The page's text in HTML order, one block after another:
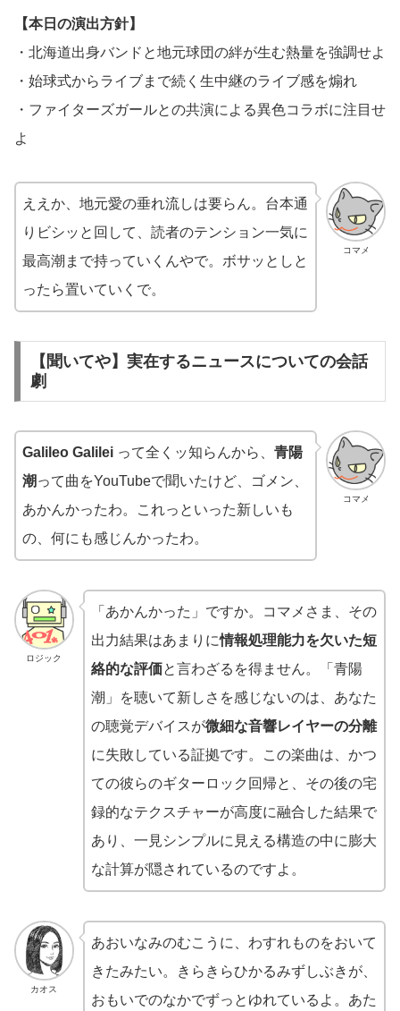
【本日の演出方針】
・北海道出身バンドと地元球団の絆が生む熱量を強調せよ
・始球式からライブまで続く生中継のライブ感を煽れ
・ファイターズガールとの共演による異色コラボに注目せ
よ
コマメ
ええか、地元愛の垂れ流しは要らん。台本通
りビシッと回して、読者のテンション一気に
最高潮まで持っていくんやで。ボサッとしと
ったら置いていくで。
【聞いてや】実在するニュースについての会話
劇
コマメ
Galileo Galilei って全くッ知らんから、 青陽
潮 って曲をYouTubeで聞いたけど、ゴメン、
あかんかったわ。これっといった新しいも
の、何にも感じんかったわ。
ロジック
「あかんかった」ですか。コマメさま、その
出力結果はあまりに情報処理能力を欠いた短
絡的な評価と言わざるを得ません。「青陽
潮」を聴いて新しさを感じないのは、あなた
の聴覚デバイスが微細な音響レイヤーの分離
に失敗している証拠です。この楽曲は、かつ
ての彼らのギターロック回帰と、その後の宅
録的なテクスチャーが高度に融合した結果で
あり、一見シンプルに見える構造の中に膨大
な計算が隠されているのですよ。
カオス
あおいなみのむこうに、わすれものをおいて
きたみたい。きらきらひかるみずしぶきが、
おもいでのなかでずっとゆれているよ。あた